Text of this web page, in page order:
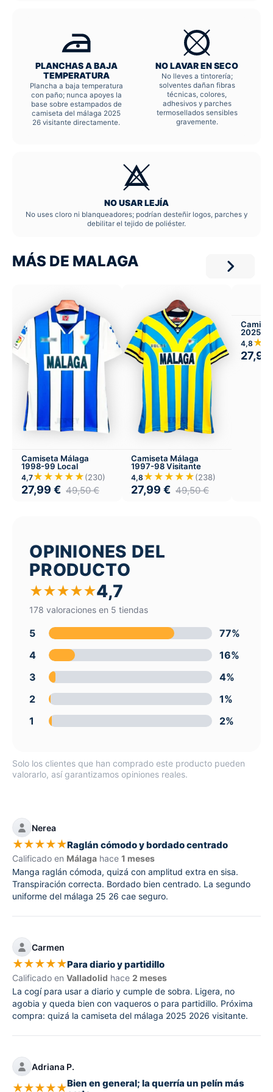
PLANCHAS A BAJA
TEMPERATURA
Plancha a baja temperatura
con paño; nunca apoyes la
base sobre estampados de
camiseta del málaga 2025
26 visitante directamente.
NO LAVAR EN SECO
No lleves a tintorería;
solventes dañan fibras
técnicas, colores,
adhesivos y parches
termosellados sensibles
gravemente.
NO USAR LEJÍA
No uses cloro ni blanqueadores; podrían desteñir logos, parches y
debilitar el tejido de poliéster.
MÁS DE MALAGA
Camiseta Málaga
1998-99 Local
4,7★★★★★(230)
27,99 € 49,50€
Camiseta Málaga
1997-98 Visitante
4,8 ★★★★★(238)
27,99 € 49,50€
2025-
4,8
27,99
OPINIONES DEL
PRODUCTO
★★★★★4,7
178 valoraciones en 5 tiendas
5
77%
4
16%
3
4%
2
1%
1
2%
Solo los clientes que han comprado este producto pueden
valorarlo, así garantizamos opiniones reales.
Nerea
★★★★★Raglán cómodo y bordado centrado
Calificado en Málaga hace 1 meses
Manga raglán cómoda, quizá con amplitud extra en sisa.
Transpiración correcta. Bordado bien centrado. La segundo
uniforme del málaga 25 26 cae seguro.
Carmen
★★★★★Para diario y partidillo
Calificado en Valladolid hace 2 meses
La cogí para usar a diario y cumple de sobra. Ligera, no
agobia y queda bien con vaqueros o para partidillo. Próxima
compra: quizá la camiseta del málaga 2025 2026 visitante.
Adriana P.
★★★★★Bien en general; la querría un pelín más